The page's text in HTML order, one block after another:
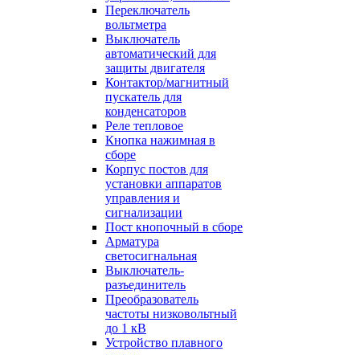
Переключатель
вольтметра
Выключатель
автоматический для
защиты двигателя
Контактор/магнитный
пускатель для
конденсаторов
Реле тепловое
Кнопка нажимная в
сборе
Корпус постов для
установки аппаратов
управления и
сигнализации
Пост кнопочный в сборе
Арматура
светосигнальная
Выключатель-
разъединитель
Преобразователь
частоты низковольтный
до 1 кВ
Устройство плавного